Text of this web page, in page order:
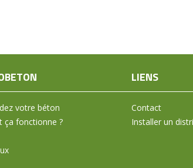
votre béton
ça fonctionne ?
LIENS
Contact
Installer un